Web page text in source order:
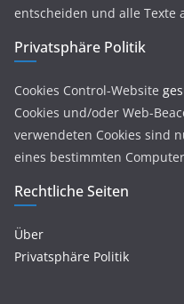
entscheiden und alle Texte
Privatsphäre Politik
Cookies Control-Website
Cookies und/oder Web-
verwendeten Cookies sind
eines bestimmten
Rechtliche Seiten
Über
Privatsphäre Politik